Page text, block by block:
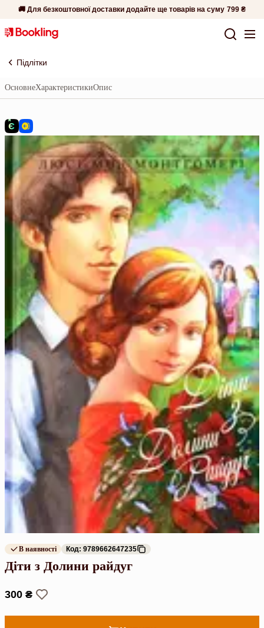
🚚 Для безкоштовної доставки додайте ще товарів на суму 799 ₴
Підлітки
ОсновнеХарактеристикиОпис
В наявності Код: 9789662647235
Діти з Долини райдуг
300 ₴